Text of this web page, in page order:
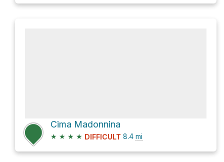
Cima Madonnina
★ ★ ★ ★ DIFFICULT 8.4 mi